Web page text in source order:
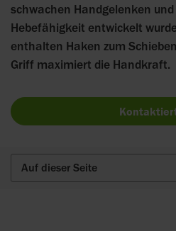
schwachen Handgelenken
Hebefähigkeit entwickelt
enthalten Haken zum
Griff maximiert die Handkraft.
Auf dieser Seite